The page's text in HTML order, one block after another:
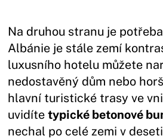
Na druhou stranu je
Albánie je stále zemí
luxusního hotelu můžete
nedostavěný dům nebo
hlavní turistické trasy ve
uvidítetypické betonové
nechal po celé zemi v